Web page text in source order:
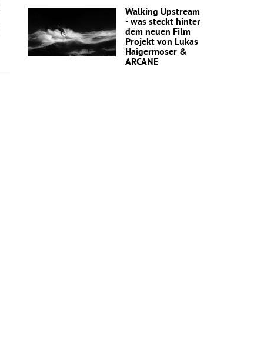
Walking Upstream
- was steckt hinter
dem neuen Film
Projekt von Lukas
Haigermoser &
ARCANE